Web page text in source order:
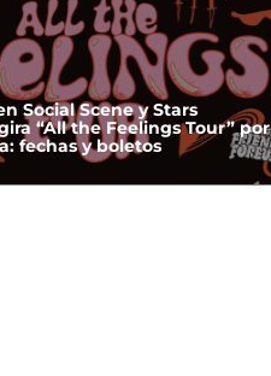
Social Scene y Stars
“All the Feelings Tour” por
fechas y boletos